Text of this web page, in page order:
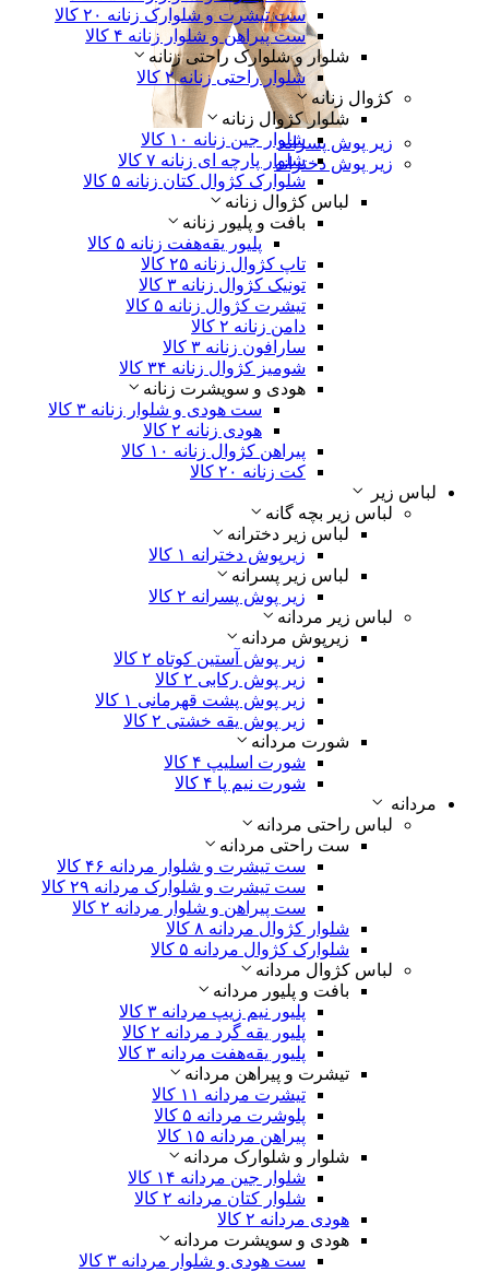
زیر پوش پسرانه
زیر پوش دخترانه
ست تیشرت و شلوارک زنانه
ست پیراهن و شلوار زنانه
شلوار و شلوارک راحتی زنانه
شلوار راحتی زنانه۲ کالا
کژوال زنانه
شلوار کژوال زنانه
شلوار جین زنانه
شلوار پارچه ای زنانه
شلوارک کژوال کتان زنانه
لباس‌ کژوال زنانه
بافت و پلیور زنانه
پلیور یقه‌هفت زنانه
تاپ کژوال زنانه
تونیک کژوال زنانه
تیشرت کژوال زنانه
دامن زنانه
سارافون زنانه
شومیز کژوال زنانه
هودی و سویشرت زنانه
ست هودی و شلوار زنانه
هودی زنانه
پیراهن کژوال زنانه
کت زنانه
لباس زیر
لباس زیر بچه گانه
لباس زیر دخترانه
زیرپوش دخترانه
لباس زیر پسرانه
زیر پوش پسرانه
لباس زیر مردانه
زیرپوش مردانه
زیر پوش آستین کوتاه
زیر پوش رکابی
زیر پوش پشت قهرمانی
زیر پوش یقه خشتی
شورت مردانه
شورت اسلیپ
شورت نیم پا
مردانه
لباس راحتی مردانه
ست راحتی مردانه
ست تیشرت و شلوار مردانه
ست تیشرت و شلوارک مردانه
ست پیراهن و شلوار مردانه
شلوار کژوال مردانه
شلوارک کژوال مردانه
لباس کژوال مردانه
بافت و پلیور مردانه
پلیور نیم زیپ مردانه
پلیور یقه گرد مردانه
پلیور یقه‌هفت مردانه
تیشرت و پیراهن مردانه
تیشرت مردانه
پلوشرت مردانه
پیراهن مردانه
شلوار و شلوارک مردانه
شلوار جین مردانه
شلوار کتان مردانه
هودی مردانه
هودی و سویشرت مردانه
ست هودی و شلوار مردانه